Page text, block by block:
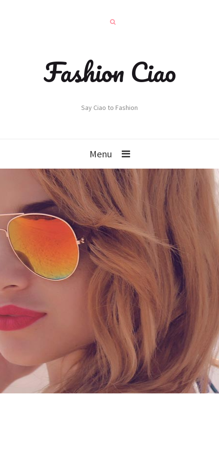
Fashion Ciao
Say Ciao to Fashion
Menu